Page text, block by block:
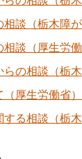
談（栃木障
談（厚生労働
の相談（栃木
厚生労働省）
る相談（栃